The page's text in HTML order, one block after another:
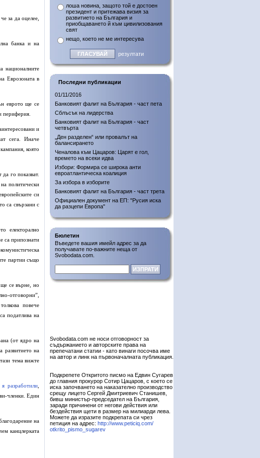
за да оцелее,
банка и на
националните
Еврозоната в
еврото ще се
периферия.
и
сега. Иначе
която
го показват.
политически
си
са свързани с
електорално
са припознати
партии също
се върне, но
отговорни”,
повече
податлива на
(от ядро на
на
тема вижте
разработили
членки. Един
на
канцлерката
лоша новина, защото той е достоен
президент и притежава визия за
развитието на България и
приобщаването й към цивилизования
свят
нещо, което не ме интересува
резултати
Последни публикации
01/11/2016
Банковият фалит на България - част пета
Сблъсък на лидерства
Банковият фалит на България - част
четвърта
„Ден разделен“ или провалът на
балансирането
Ченалова към Цацаров: Царят е гол,
времето на всеки идва
Избори: Формира се широка анти
евроатлантическа коалиция
За избора в изборите
Банковият фалит на България - част трета
Официален документ на ЕП: "Русия иска
да разцепи Европа"
Бюлетин
Въведете вашия имейл адрес за да
получавате по-важните неща от
Svobodata.com.
Svobodata.com не носи отговорност за
съдържанието и авторските права на
препечатани статии - като винаги посочва име
на автор и линк на първоначалната публикация.
Подкрепете Откритото писмо на Едвин Сугарев
до главния прокурор Сотир Цацаров, с което се
иска започването на наказателно производство
срещу лицето Сергей Дмитриевич Станишев,
бивш министър-председател на България,
заради причинени от негови действия или
бездействия щети в размер на милиарди лева.
Можете да изразите подкрепата си чрез
петиция на адрес: http://www.peticiq.com/
otkrito_pismo_sugarev